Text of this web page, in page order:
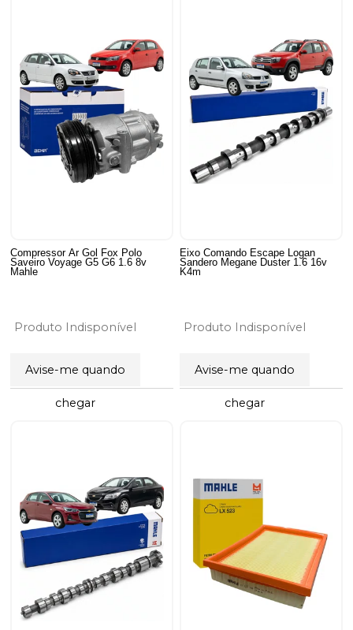
Compressor Ar Gol Fox Polo
Saveiro Voyage G5 G6 1.6 8v
Mahle
Produto Indisponível
Avise-me quando
chegar
Eixo Comando Escape Logan
Sandero Megane Duster 1.6 16v
K4m
Produto Indisponível
Avise-me quando
chegar